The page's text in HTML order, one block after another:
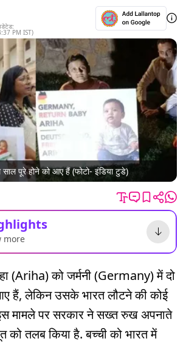
PM IST)
साल पूरे होने को आए हैं (फोटो- इंडिया टुडे)
more
(Ariha) को जर्मनी (Germany) में दो
हैं, लेकिन उसके भारत लौटने की कोई
मामले पर सरकार ने सख्त रुख अपनाते
को तलब किया है. बच्ची को भारत में